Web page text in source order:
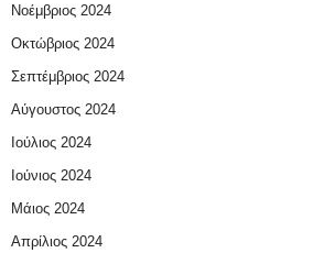
Νοέμβριος 2024
Οκτώβριος 2024
Σεπτέμβριος 2024
Αύγουστος 2024
Ιούλιος 2024
Ιούνιος 2024
Μάιος 2024
Απρίλιος 2024